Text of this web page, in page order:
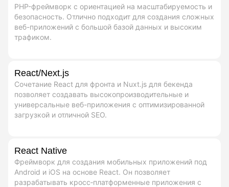
PHP-фреймворк с ориентацией на масштабируемость и
безопасность. Отлично подходит для создания сложных
веб-приложений с большой базой данных и высоким
трафиком.
React/Next.js
Сочетание React для фронта и Nuxt.js для бекенда
позволяет создавать высокопроизводительные и
универсальные веб-приложения с оптимизированной
загрузкой и отличной SEO.
React Native
Фреймворк для создания мобильных приложений под
Android и iOS на основе React. Он позволяет
разрабатывать кросс‑платформенные приложения с